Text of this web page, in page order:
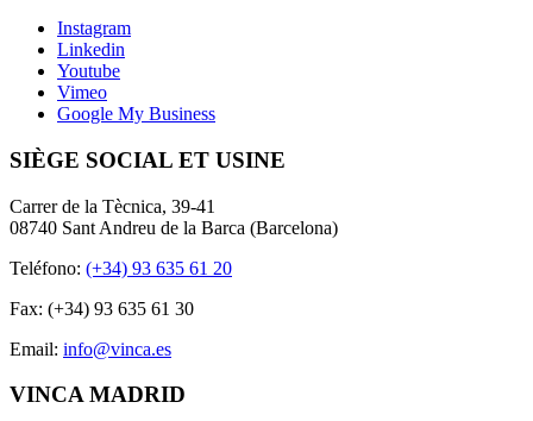
Instagram
Linkedin
Youtube
Vimeo
Google My Business
SIÈGE SOCIAL ET USINE
Carrer de la Tècnica, 39-41
08740 Sant Andreu de la Barca (Barcelona)
Teléfono: (+34) 93 635 61 20
Fax: (+34) 93 635 61 30
Email: info@vinca.es
VINCA MADRID